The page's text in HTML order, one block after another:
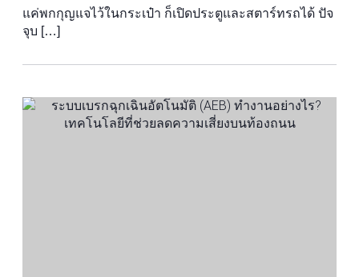
แค่พกกุญแจไว้ในกระเป๋า ก็เปิดประตูและสตาร์ทรถได้ ปัจ
จุบ […]